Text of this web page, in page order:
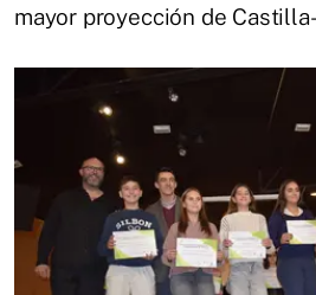
mayor proyección de